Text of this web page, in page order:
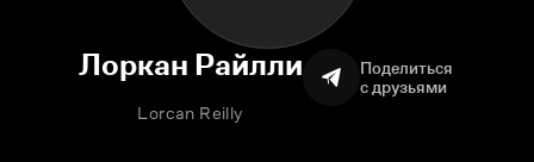
Лоркан Райлли
Lorcan Reilly
Поделиться
с друзьями